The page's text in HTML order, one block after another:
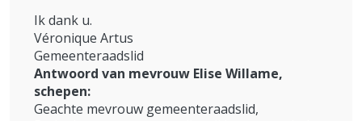
Ik dank u.
Véronique Artus
Gemeenteraadslid
Antwoord van mevrouw Elise Willame,
schepen:
Geachte mevrouw gemeenteraadslid,